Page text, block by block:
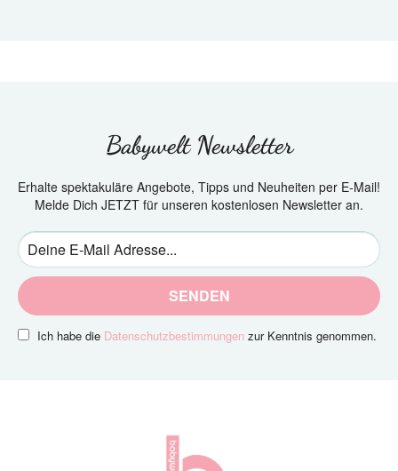
Babywelt Newsletter
Erhalte spektakuläre Angebote, Tipps und Neuheiten per E-Mail!
Melde Dich JETZT für unseren kostenlosen Newsletter an.
SENDEN
Ich habe die Datenschutzbestimmungen zur Kenntnis genommen.